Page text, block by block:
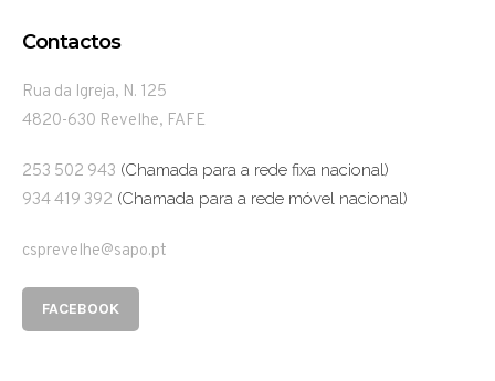
Contactos
Rua da Igreja, N. 125
4820-630 Revelhe, FAFE
253 502 943 (Chamada para a rede fixa nacional)
934 419 392 (Chamada para a rede móvel nacional)
csprevelhe@sapo.pt
FACEBOOK